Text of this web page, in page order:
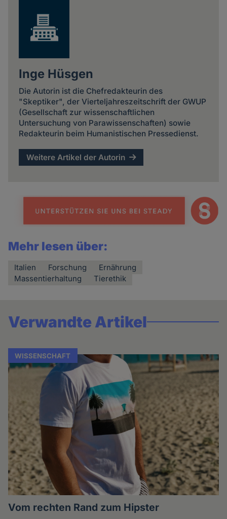
Inge Hüsgen
Die Autorin ist die Chefredakteurin des
"Skeptiker", der Vierteljahreszeitschrift der GWUP
(Gesellschaft zur wissenschaftlichen
Untersuchung von Parawissenschaften) sowie
Redakteurin beim Humanistischen Pressedienst.
Weitere Artikel der Autorin
Mehr lesen über:
Italien Forschung
Ernährung
Massentierhaltung
Tierethik
Verwandte Artikel
WISSENSCHAFT
Vom rechten Rand zum Hipster
Cookies